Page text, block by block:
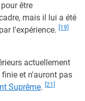
être
mais il lui a été
par l'expérience. [19]
actuellement
et n'auront pas
Suprême. [21]